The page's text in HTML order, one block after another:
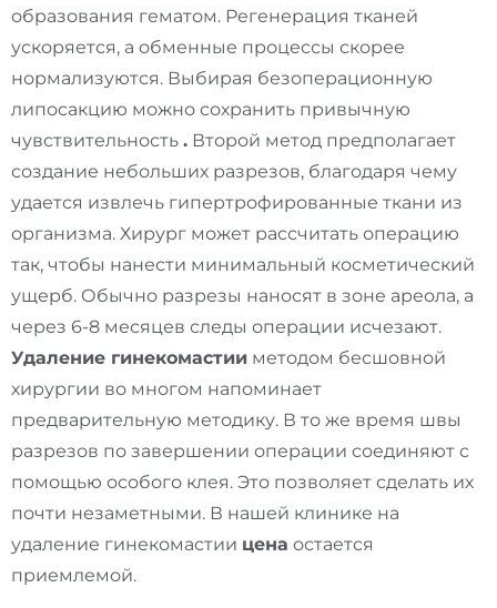
образования гематом. Регенерация тканей
ускоряется, а обменные процессы скорее
нормализуются. Выбирая безоперационную
липосакцию можно сохранить привычную
чувствительность . Второй метод предполагает
создание небольших разрезов, благодаря чему
удается извлечь гипертрофированные ткани из
организма. Хирург может рассчитать операцию
так, чтобы нанести минимальный косметический
ущерб. Обычно разрезы наносят в зоне ареола, а
через 6-8 месяцев следы операции исчезают.
Удаление гинекомастии методом бесшовной
хирургии во многом напоминает
предварительную методику. В то же время швы
разрезов по завершении операции соединяют с
помощью особого клея. Это позволяет сделать их
почти незаметными. В нашей клинике на
удаление гинекомастии цена остается
приемлемой.